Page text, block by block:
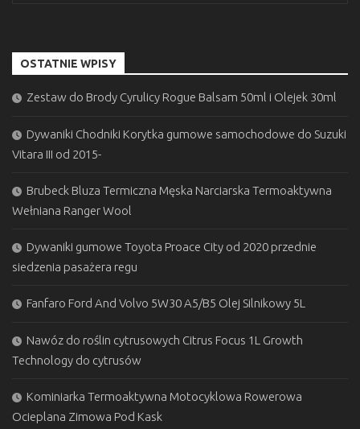
OSTATNIE WPISY
Zestaw do Brody Cyrulicy Rogue Balsam 50ml i Olejek 30ml
Dywaniki Chodniki Korytka gumowe samochodowe do Suzuki
Vitara III od 2015-
Brubeck Bluza Termiczna Męska Narciarska Termoaktywna
Wełniana Ranger Wool
Dywaniki gumowe Toyota Proace City od 2020 przednie
siedzenia pasażera regu
Fanfaro Ford And Volvo 5W30 A5/B5 Olej Silnikowy 5L
Nawóz do roślin cytrusowych Citrus Focus 1L Growth
Technology do cytrusów
Kominiarka Termoaktywna Motocyklowa Rowerowa
Ocieplana Zimowa Pod Kask